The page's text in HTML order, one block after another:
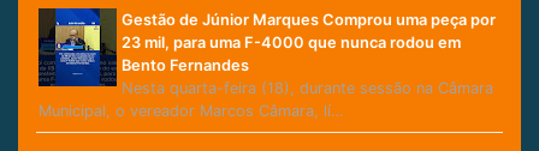
Gestão de Júnior Marques Comprou uma peça por
23 mil, para uma F-4000 que nunca rodou em
Bento Fernandes
Nesta quarta-feira (18), durante sessão na Câmara
Municipal, o vereador Marcos Câmara, lí…